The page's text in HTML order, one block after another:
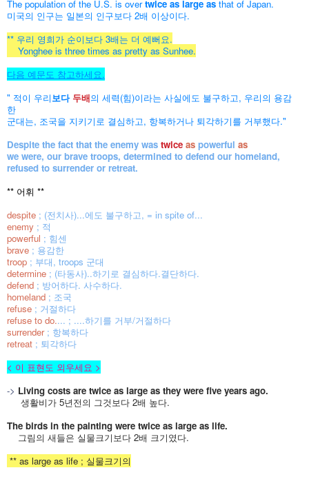
The population of the U.S. is overtwice as large as that of Japan.
미국의 인구는 일본의 인구보다 2배 이상이다.
** 우리 영희가 순이보다 3배는 더 예뻐요.
Yonghee is three times as pretty as Sunhee.
다음 예문도 참고하세요.
" 적이 우리보다두배의 세력(힘)이라는 사실에도 불구하고, 우리의 용감
한
군대는, 조국을 지키기로 결심하고, 항복하거나 퇴각하기를 거부했다."
Despite the fact that the enemy was twice as powerful as
we were, our brave troops, determined to defend our homeland,
refused to surrender or retreat.
** 어휘 **
despite ; (전치사)...에도 불구하고, = in spite of...
enemy ; 적
powerful ; 힘센
brave ; 용감한
troop ; 부대, troops 군대
determine ; (타동사)..하기로 결심하다.결단하다.
defend ; 방어하다. 사수하다.
homeland ; 조국
refuse ; 거절하다
refuse to do.... ; ....하기를 거부/거절하다
surrender; 항복하다
retreat ; 퇴각하다
< 이 표현도 외우세요 >
-> Living costs are twice as large as they were five years ago.
생활비가 5년전의 그것보다 2배 높다.
The birds in the painting were twice as large as life.
그림의 새들은 실물크기보다 2배 크기였다.
** as large as life ; 실물크기의